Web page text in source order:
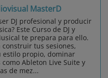
MasterD
DJ profesional y producir
Este Curso de DJ y
te prepara para ello.
construir tus sesiones,
estilo propio, dominar
Ableton Live Suite y
de mez...